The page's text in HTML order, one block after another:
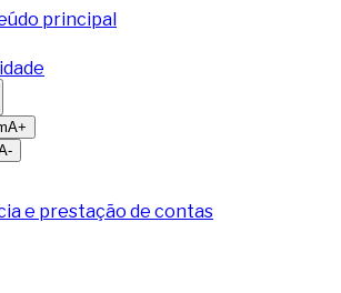
principal
A+
e prestação de contas